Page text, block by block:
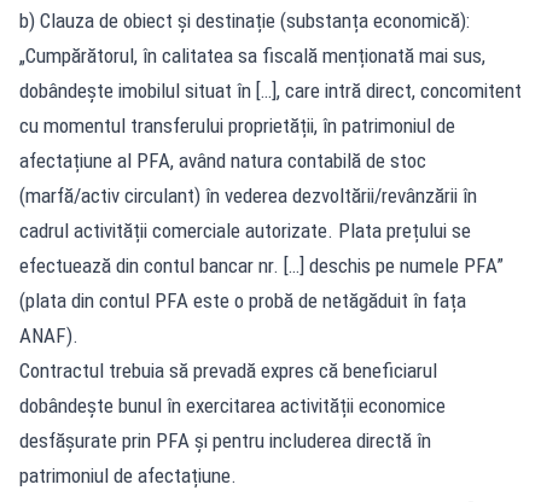
b) Clauza de obiect și destinație (substanța economică):
„Cumpărătorul, în calitatea sa fiscală menționată mai sus,
dobândește imobilul situat în […], care intră direct, concomitent
cu momentul transferului proprietății, în patrimoniul de
afectațiune al PFA, având natura contabilă de stoc
(marfă/activ circulant) în vederea dezvoltării/revânzării în
cadrul activității comerciale autorizate. Plata prețului se
efectuează din contul bancar nr. […] deschis pe numele PFA”
(plata din contul PFA este o probă de netăgăduit în fața
ANAF).
Contractul trebuia să prevadă expres că beneficiarul
dobândește bunul în exercitarea activității economice
desfășurate prin PFA și pentru includerea directă în
patrimoniul de afectațiune.